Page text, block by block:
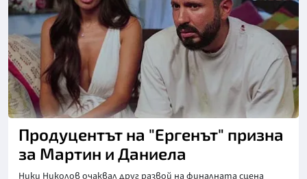
Снимка: bTV
Продуцентът на "Ергенът" призна
за Мартин и Даниела
Ники Николов очаквал друг развой на финалната сцена